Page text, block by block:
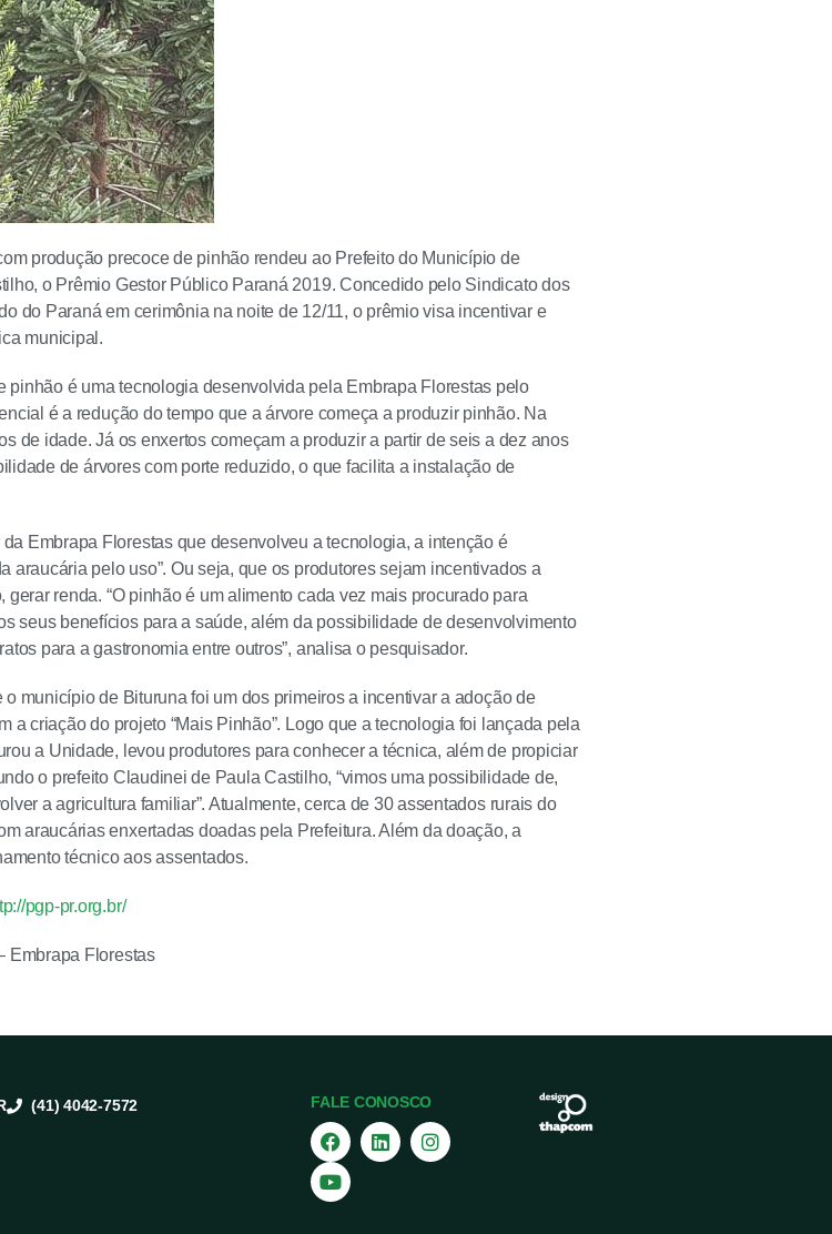
produção precoce de pinhão rendeu ao Prefeito do Município de
o Prêmio Gestor Público Paraná 2019. Concedido pelo Sindicato dos
do Paraná em cerimônia na noite de 12/11, o prêmio visa incentivar e
municipal.
pinhão é uma tecnologia desenvolvida pela Embrapa Florestas pelo
é a redução do tempo que a árvore começa a produzir pinhão. Na
de idade. Já os enxertos começam a produzir a partir de seis a dez anos
de árvores com porte reduzido, o que facilita a instalação de
Embrapa Florestas que desenvolveu a tecnologia, a intenção é
araucária pelo uso”. Ou seja, que os produtores sejam incentivados a
renda. “O pinhão é um alimento cada vez mais procurado para
seus benefícios para a saúde, além da possibilidade de desenvolvimento
para a gastronomia entre outros”, analisa o pesquisador.
município de Bituruna foi um dos primeiros a incentivar a adoção de
a criação do projeto “Mais Pinhão”. Logo que a tecnologia foi lançada pela
a Unidade, levou produtores para conhecer a técnica, além de propiciar
o prefeito Claudinei de Paula Castilho, “vimos uma possibilidade de,
a agricultura familiar”. Atualmente, cerca de 30 assentados rurais do
araucárias enxertadas doadas pela Prefeitura. Além da doação, a
técnico aos assentados.
pgp-pr.org.br/
Embrapa Florestas
(41) 4042-7572
FALE CONOSCO